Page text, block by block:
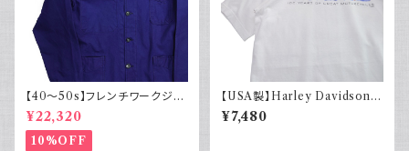
【40～50s】フレンチワークジャ
ケット インディゴ Vポケット ヴィ
ンテージ
¥22,320
10%OFF
【USA製】Harley Davidson
ハーレーダビッドソン プリントT
シャツ 古着 ホワイト 白 2002
¥7,480